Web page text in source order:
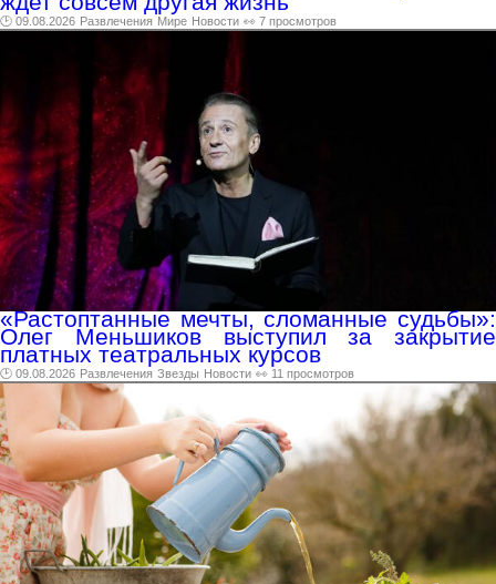
🕑 09.08.2026 Развлечения Мире Новости 👀 7 просмотров
«Растоптанные мечты, сломанные судьбы»:
Олег Меньшиков выступил за закрытие
платных театральных курсов
🕑 09.08.2026 Развлечения Звезды Новости 👀 11 просмотров